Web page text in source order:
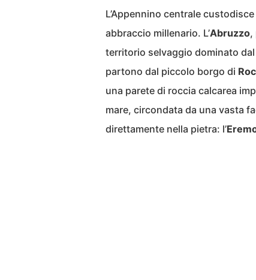
L’Appennino centrale
abbraccio millenario. L’Abruzzo,
territorio selvaggio dominato dal
partono dal piccolo borgo di
una parete di roccia calcarea
mare, circondata da una vasta
direttamente nella pietra: l’